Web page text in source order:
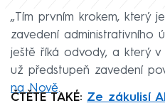
„Tím prvním krokem, který
zavedení administrativního
ještě říká odvody, a který
už předstupeň zavedení
na Nově.
ČTĚTE TAKÉ: Ze zákulisí